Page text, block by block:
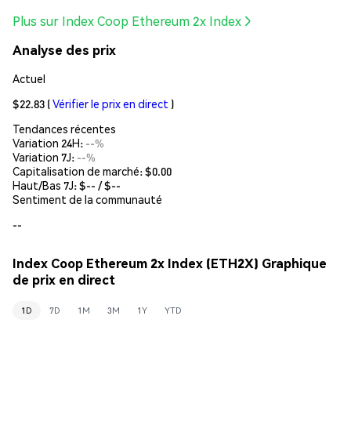
Plus sur Index Coop Ethereum 2x Index
Analyse des prix
Actuel
$22.83 (Vérifier le prix en direct )
Tendances récentes
Variation 24H: --%
Variation 7J: --%
Capitalisation de marché:$0.00
Haut/Bas 7J: $-- / $--
Sentiment de la communauté
--
Index Coop Ethereum 2x Index (ETH2X) Graphique
de prix en direct
1D 7D 1M 3M 1Y YTD